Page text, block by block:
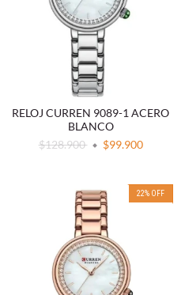
RELOJ CURREN 9089-1 ACERO
BLANCO
$128.900
$99.900
22% OFF